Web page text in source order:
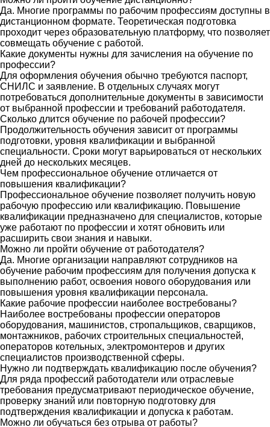
Да. Многие программы по рабочим профессиям доступны в
дистанционном формате. Теоретическая подготовка
проходит через образовательную платформу, что позволяет
совмещать обучение с работой.
Какие документы нужны для зачисления на обучение по
профессии?
Для оформления обучения обычно требуются паспорт,
СНИЛС и заявление. В отдельных случаях могут
потребоваться дополнительные документы в зависимости
от выбранной профессии и требований работодателя.
Сколько длится обучение по рабочей профессии?
Продолжительность обучения зависит от программы
подготовки, уровня квалификации и выбранной
специальности. Сроки могут варьироваться от нескольких
дней до нескольких месяцев.
Чем профессиональное обучение отличается от
повышения квалификации?
Профессиональное обучение позволяет получить новую
рабочую профессию или квалификацию. Повышение
квалификации предназначено для специалистов, которые
уже работают по профессии и хотят обновить или
расширить свои знания и навыки.
Можно ли пройти обучение от работодателя?
Да. Многие организации направляют сотрудников на
обучение рабочим профессиям для получения допуска к
выполнению работ, освоения нового оборудования или
повышения уровня квалификации персонала.
Какие рабочие профессии наиболее востребованы?
Наиболее востребованы профессии операторов
оборудования, машинистов, стропальщиков, сварщиков,
монтажников, рабочих строительных специальностей,
операторов котельных, электромонтеров и других
специалистов производственной сферы.
Нужно ли подтверждать квалификацию после обучения?
Для ряда профессий работодатели или отраслевые
требования предусматривают периодическое обучение,
проверку знаний или повторную подготовку для
подтверждения квалификации и допуска к работам.
Можно ли обучаться без отрыва от работы?